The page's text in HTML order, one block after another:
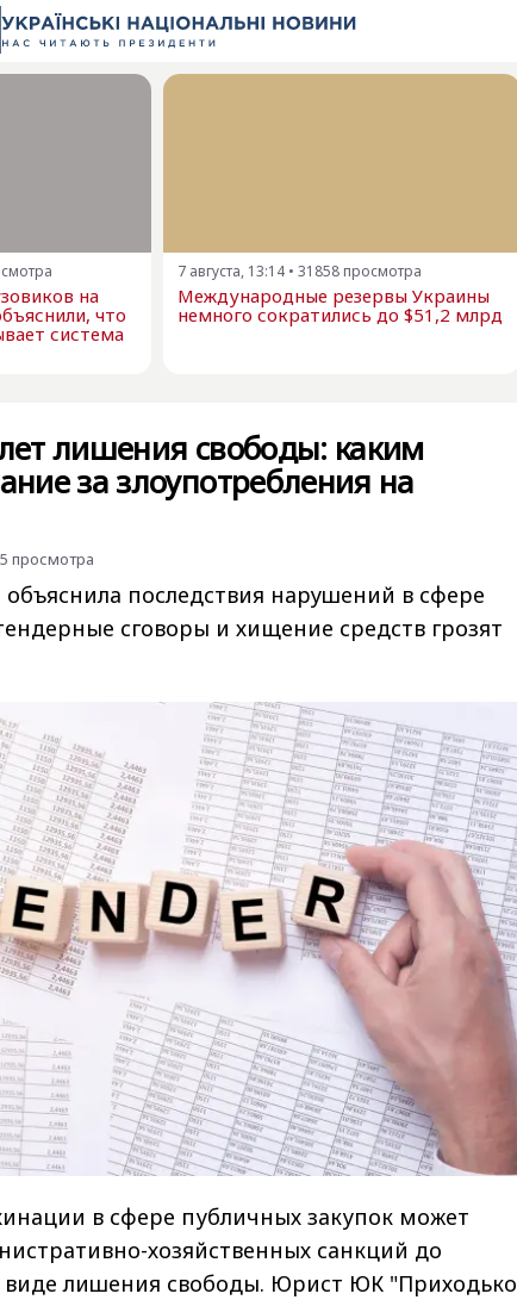
на
что
система
7 августа, 13:14 • 31858 просмотра
Международные резервы Украины
немного сократились до $51,2 млрд
лишения свободы: каким
за злоупотребления на
просмотра
последствия нарушений в сфере
сговоры и хищение средств грозят
в сфере публичных закупок может
хозяйственных санкций до
виде лишения свободы. Юрист ЮК "Приходько